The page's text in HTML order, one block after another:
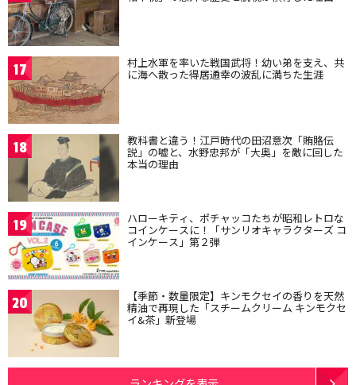
17 村上水軍を率いた戦国武将！幼い弟を支え、共
に海へ散った得居通幸の波乱に満ちた生涯
18 教科書と違う！江戸時代の田沼意次「賄賂伝
説」の嘘と、水野忠邦が「大奥」を敵に回した
本当の理由
19 ハローキティ、ポチャッコたちが昭和レトロな
コインケースに！「サンリオキャラクターズ コ
インケース」第２弾
20 【季節・数量限定】キンモクセイの香りを天然
精油で再現した「スチームクリーム キンモクセ
イ&茶」新登場